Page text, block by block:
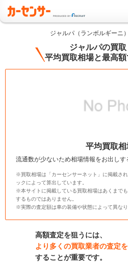
ジャルパ（ランボルギーニ
ジャルパの買取
平均買取相場と最高
平均買取
流通数が少ないため相場情報をお出しす
※買取相場は「カーセンサーネット」に掲載さ
ックによって算出しています。
※本サイトに掲載している買取相場はあくまで
するものではありません。
※実際の査定額は車の装備や状態によって異なり
高額査定を狙うには、
より多くの買取業者の査定
することが重要です。